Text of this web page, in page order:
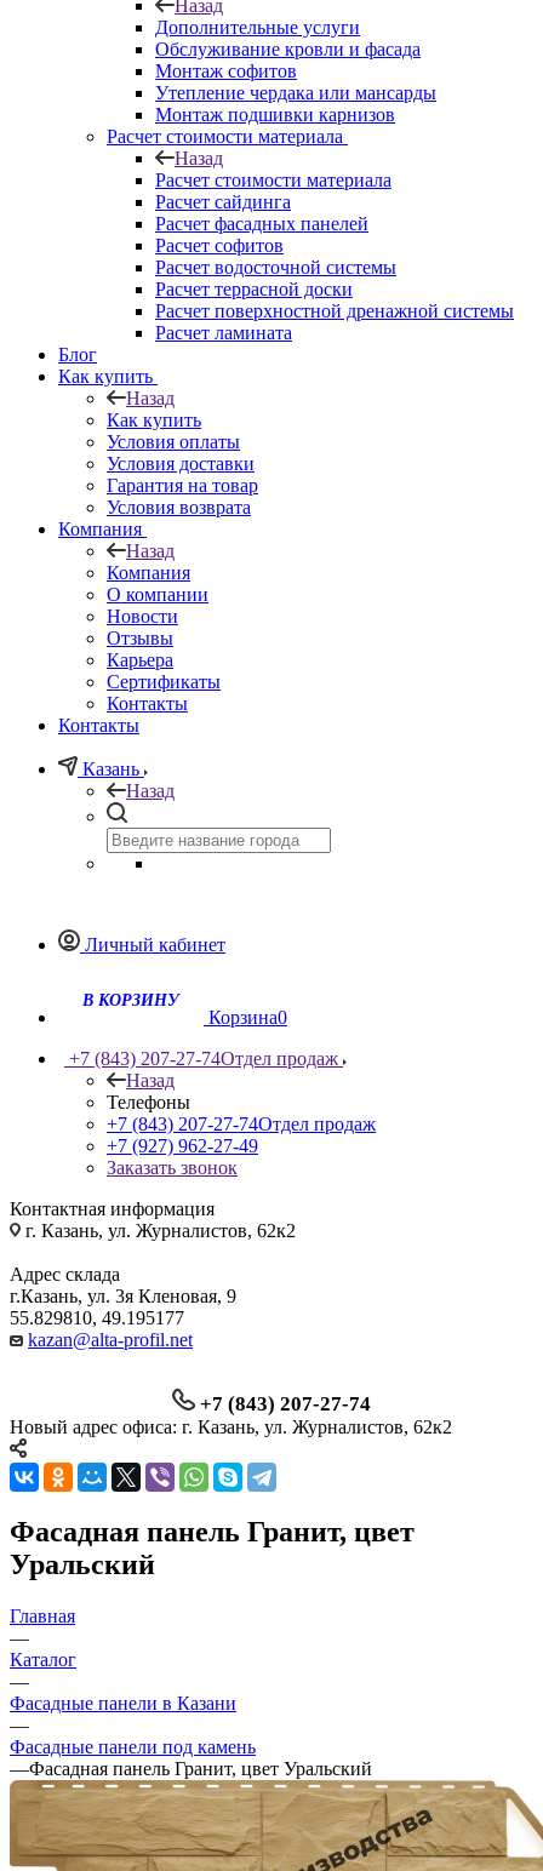
Назад
Дополнительные услуги
Обслуживание кровли и фасада
Монтаж софитов
Утепление чердака или мансарды
Монтаж подшивки карнизов
Расчет стоимости материала
Назад
Расчет стоимости материала
Расчет сайдинга
Расчет фасадных панелей
Расчет софитов
Расчет водосточной системы
Расчет террасной доски
Расчет поверхностной дренажной системы
Расчет ламината
Блог
Как купить
Назад
Как купить
Условия оплаты
Условия доставки
Гарантия на товар
Условия возврата
Компания
Назад
Компания
О компании
Новости
Отзывы
Карьера
Сертификаты
Контакты
Контакты
Казань
Назад
Личный кабинет
Корзина0
+7 (843) 207-27-74Отдел продаж
Назад
Телефоны
+7 (843) 207-27-74Отдел продаж
+7 (927) 962-27-49
Заказать звонок
Контактная информация
г. Казань, ул. Журналистов, 62к2
Адрес склада
г.Казань, ул. 3я Кленовая, 9
55.829810, 49.195177
kazan@alta-profil.net
+7 (843) 207-27-74
Новый адрес офиса: г. Казань, ул. Журналистов, 62к2
Фасадная панель Гранит, цвет
Уральский
Главная
—
Каталог
—
Фасадные панели в Казани
—
Фасадные панели под камень
—Фасадная панель Гранит, цвет Уральский